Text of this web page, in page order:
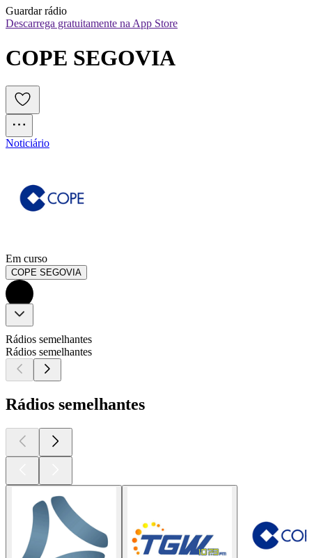
Guardar rádio
Descarrega gratuitamente na App Store
COPE SEGOVIA
Noticiário
Em curso
COPE SEGOVIA
Rádios semelhantes
Rádios semelhantes
Rádios semelhantes